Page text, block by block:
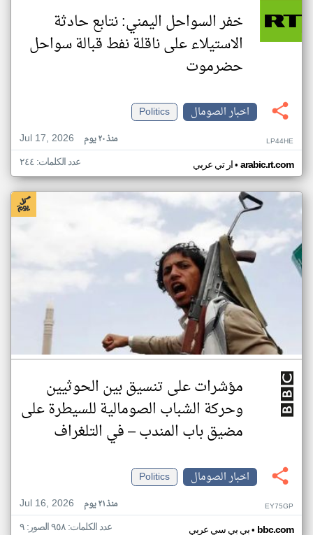
خفر السواحل اليمني: نتابع حادثة
الاستيلاء على ناقلة نفط قبالة سواحل
حضرموت
اخبار الصومال
Politics
Jul 17, 2026
منذ ٢٠ يوم LP44HE
ار تي عربي• arabic.rt.com عدد الكلمات: ٢٤٤
مؤشرات على تنسيق بين الحوثيين
وحركة الشباب الصومالية للسيطرة على
مضيق باب المندب – في التلغراف
اخبار الصومال
Politics
Jul 16, 2026
منذ ٢١ يوم EY75GP
بي بي سي عربي• bbc.com عدد الكلمات: ٩٥٨ الصور: ٩